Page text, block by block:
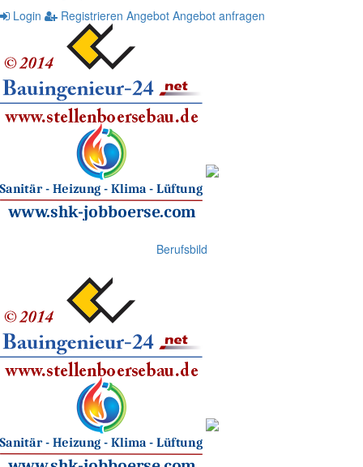
Login
Registrieren Angebot Angebot anfragen
Berufsbild